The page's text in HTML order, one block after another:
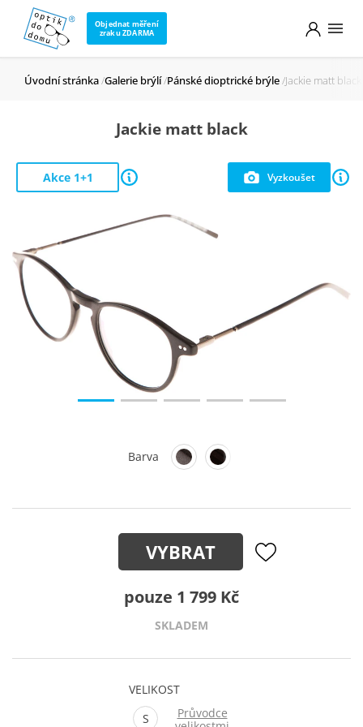
Objednat měření
zraku ZDARMA
Úvodní stránka Galerie brýlí Pánské dioptrické brýle Jackie matt black
Jackie matt black
Vyzkoušet
Akce 1+1
Barva
VYBRAT
pouze 1 799 Kč
SKLADEM
VELIKOST
S
Průvodce